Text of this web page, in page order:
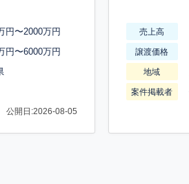
円〜2000万円
円〜6000万円
公開日:2026-08-05
売上高
譲渡価格
地域
案件掲載者